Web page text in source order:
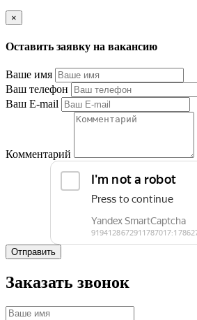
×
Оставить заявку на вакансию
Ваше имя
Ваш телефон
Ваш E-mail
Комментарий
Отправить
Заказать звонок